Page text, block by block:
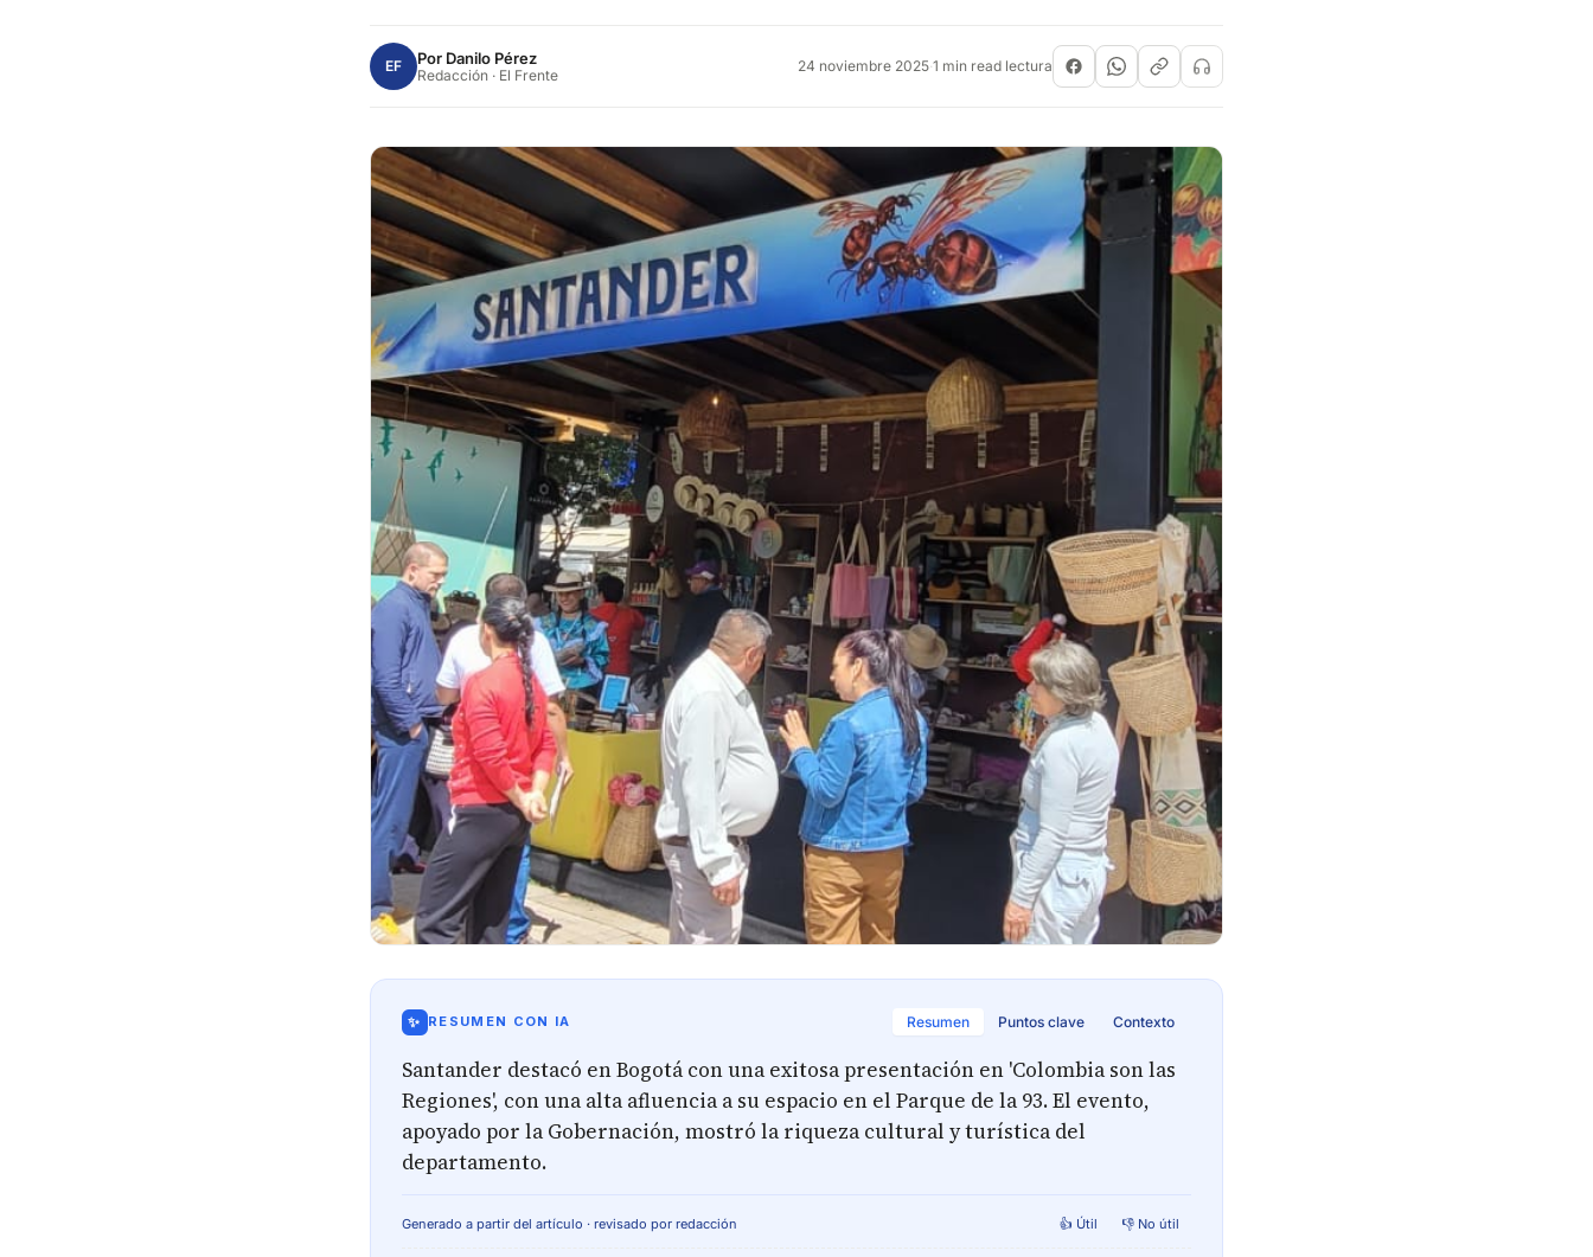
EF Por Danilo Pérez
Redacción · El Frente 24 noviembre 2025·1 min read lectura
✨ RESUMEN CON IA Resumen Puntos clave Contexto
Santander destacó en Bogotá con una exitosa presentación en 'Colombia son las
Regiones', con una alta afluencia a su espacio en el Parque de la 93. El evento,
apoyado por la Gobernación, mostró la riqueza cultural y turística del
departamento.
Generado a partir del artículo · revisado por redacción 👍 Útil 👎 No útil